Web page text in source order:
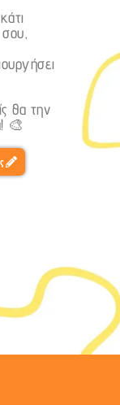
θα την
🎨